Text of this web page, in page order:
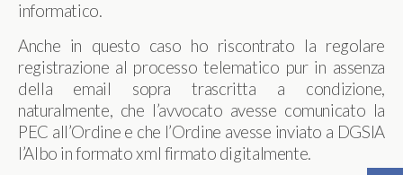
informatico.
Anche in questo caso ho riscontrato la regolare
registrazione al processo telematico pur in assenza
della email sopra trascritta a condizione,
naturalmente, che l’avvocato avesse comunicato la
PEC all’Ordine e che l’Ordine avesse inviato a DGSIA
l’Albo in formato xml firmato digitalmente.